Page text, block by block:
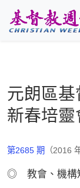
元朗區
新春培靈
第2685 期 （2016
◎ 教會、機構